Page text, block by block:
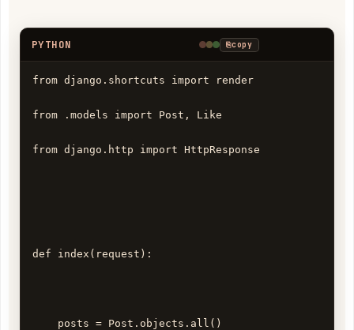
PYTHON ⎘copy
from django.shortcuts import render
from .models import Post, Like
from django.http import HttpResponse
def index(request):
    posts = Post.objects.all()